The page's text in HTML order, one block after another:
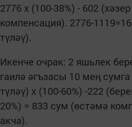
2776 х (100-38%) - 602
компенсация). 2776-
түләү).
Икенче очрак: 2 яшьлек
гаилә әгъзасы 10 мең
түләү) х (100-60%) -222
20%) = 833 сум (өстәмә
акча).